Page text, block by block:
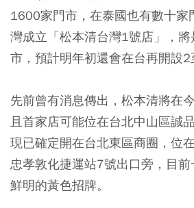
1600家門市，在泰國也有數十家
灣成立「松本清台灣1號店」，
市，預計明年初還會在台再開設2
先前曾有消息傳出，松本清將在
且首家店可能位在台北中山區誠
現已確定開在台北東區商圈，位
忠孝敦化捷運站7號出口旁，目
鮮明的黃色招牌。